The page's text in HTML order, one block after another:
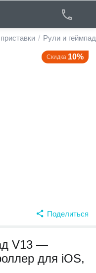
/ Рули и
Скидка 10%
Поделиться
V13 —
для iOS,